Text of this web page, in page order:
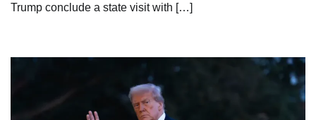
Trump conclude a state visit with […]